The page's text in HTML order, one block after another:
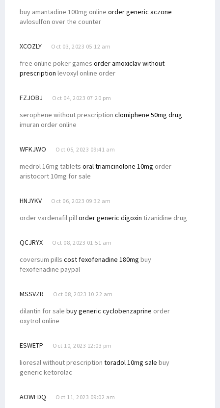
buy amantadine 100mg online order generic aczone
avlosulfon over the counter
XCOZLY Oct 03, 2023 05:12 am
free online poker games order amoxiclav without
prescription levoxyl online order
FZJOBJ Oct 04, 2023 07:20 pm
serophene without prescription clomiphene 50mg drug
imuran order online
WFKJWO Oct 05, 2023 09:41 am
medrol 16mg tablets oral triamcinolone 10mg order
aristocort 10mg for sale
HNJYKV Oct 06, 2023 09:32 am
order vardenafil pillorder generic digoxin tizanidine drug
QCJRYX Oct 08, 2023 01:51 am
coversum pills cost fexofenadine 180mg buy
fexofenadine paypal
MSSVZR Oct 08, 2023 10:22 am
dilantin for sale buy generic cyclobenzaprine order
oxytrol online
ESWETP Oct 10, 2023 12:03 pm
lioresal without prescription toradol 10mg sale buy
generic ketorolac
AOWFDQ Oct 11, 2023 09:02 am